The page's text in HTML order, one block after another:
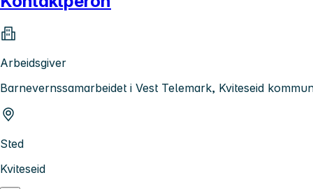
Arbeidsgiver
Barnevernssamarbeidet i Vest Telemark, Kviteseid
Sted
Kviteseid